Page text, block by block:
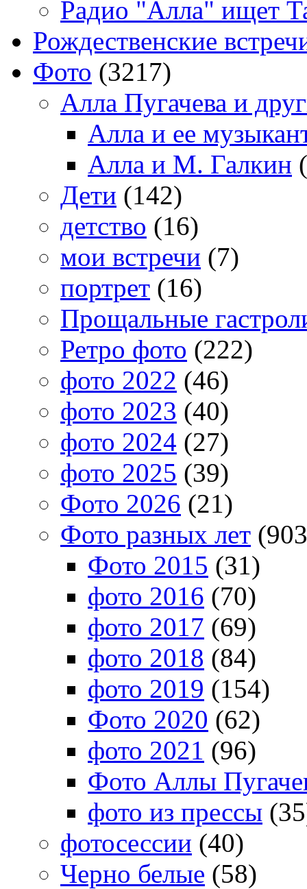
Радио "Алла" ищет
Рождественские
Фото (3217)
Алла Пугачева и
Алла и ее
Алла и М. Галкин
Дети (142)
детство (16)
мои встречи (7)
портрет (16)
Прощальные
Ретро фото (222)
фото 2022 (46)
фото 2023 (40)
фото 2024 (27)
фото 2025 (39)
Фото 2026 (21)
Фото разных лет
Фото 2015 (31)
фото 2016 (70)
фото 2017 (69)
фото 2018 (84)
фото 2019 (154)
Фото 2020 (62)
фото 2021 (96)
Фото Аллы
фото из прессы
фотосессии (40)
Черно белые (58)